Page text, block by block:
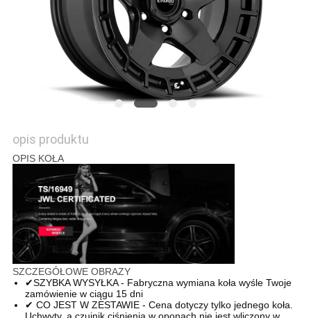
opis produktu
OPIS KOŁA
SZCZEGÓŁOWE OBRAZY
✔SZYBKA WYSYŁKA - Fabryczna wymiana koła wyśle ​​Twoje
zamówienie w ciągu 15 dni
✔ CO JEST W ZESTAWIE - Cena dotyczy tylko jednego koła.